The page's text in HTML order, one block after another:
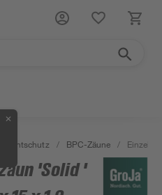
✕
Sichtschutz / BPC-Zäune /
'Solid '